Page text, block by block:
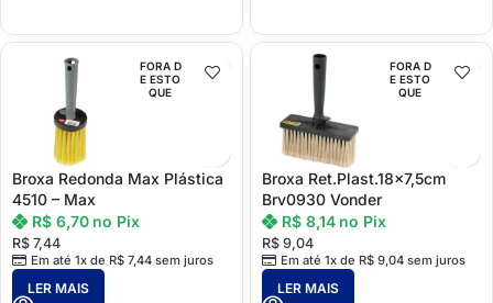
FORA D
E ESTO
QUE
Broxa Redonda Max Plástica
4510 – Max
R$ 7,44
Em até 1x de R$7,44sem juros
R$6,70 no Pix
LER MAIS
FORA D
E ESTO
QUE
Broxa Ret.Plast.18×7,5cm
Brv0930 Vonder
R$ 9,04
Em até 1x de R$9,04sem juros
R$8,14 no Pix
LER MAIS